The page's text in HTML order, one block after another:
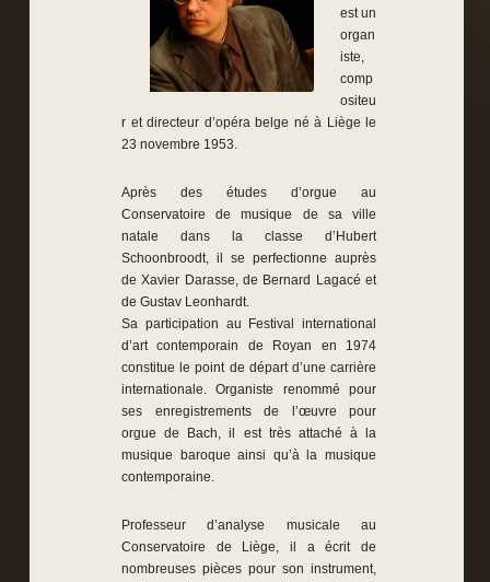
est un
organ
iste,
comp
ositeu
r et directeur d’opéra belge né à Liège le
23 novembre 1953.
Après des études d’orgue au
Conservatoire de musique de sa ville
natale dans la classe d’Hubert
Schoonbroodt, il se perfectionne auprès
de Xavier Darasse, de Bernard Lagacé et
de Gustav Leonhardt.
Sa participation au Festival international
d’art contemporain de Royan en 1974
constitue le point de départ d’une carrière
internationale. Organiste renommé pour
ses enregistrements de l’œuvre pour
orgue de Bach, il est très attaché à la
musique baroque ainsi qu’à la musique
contemporaine.
Professeur d’analyse musicale au
Conservatoire de Liège, il a écrit de
nombreuses pièces pour son instrument,